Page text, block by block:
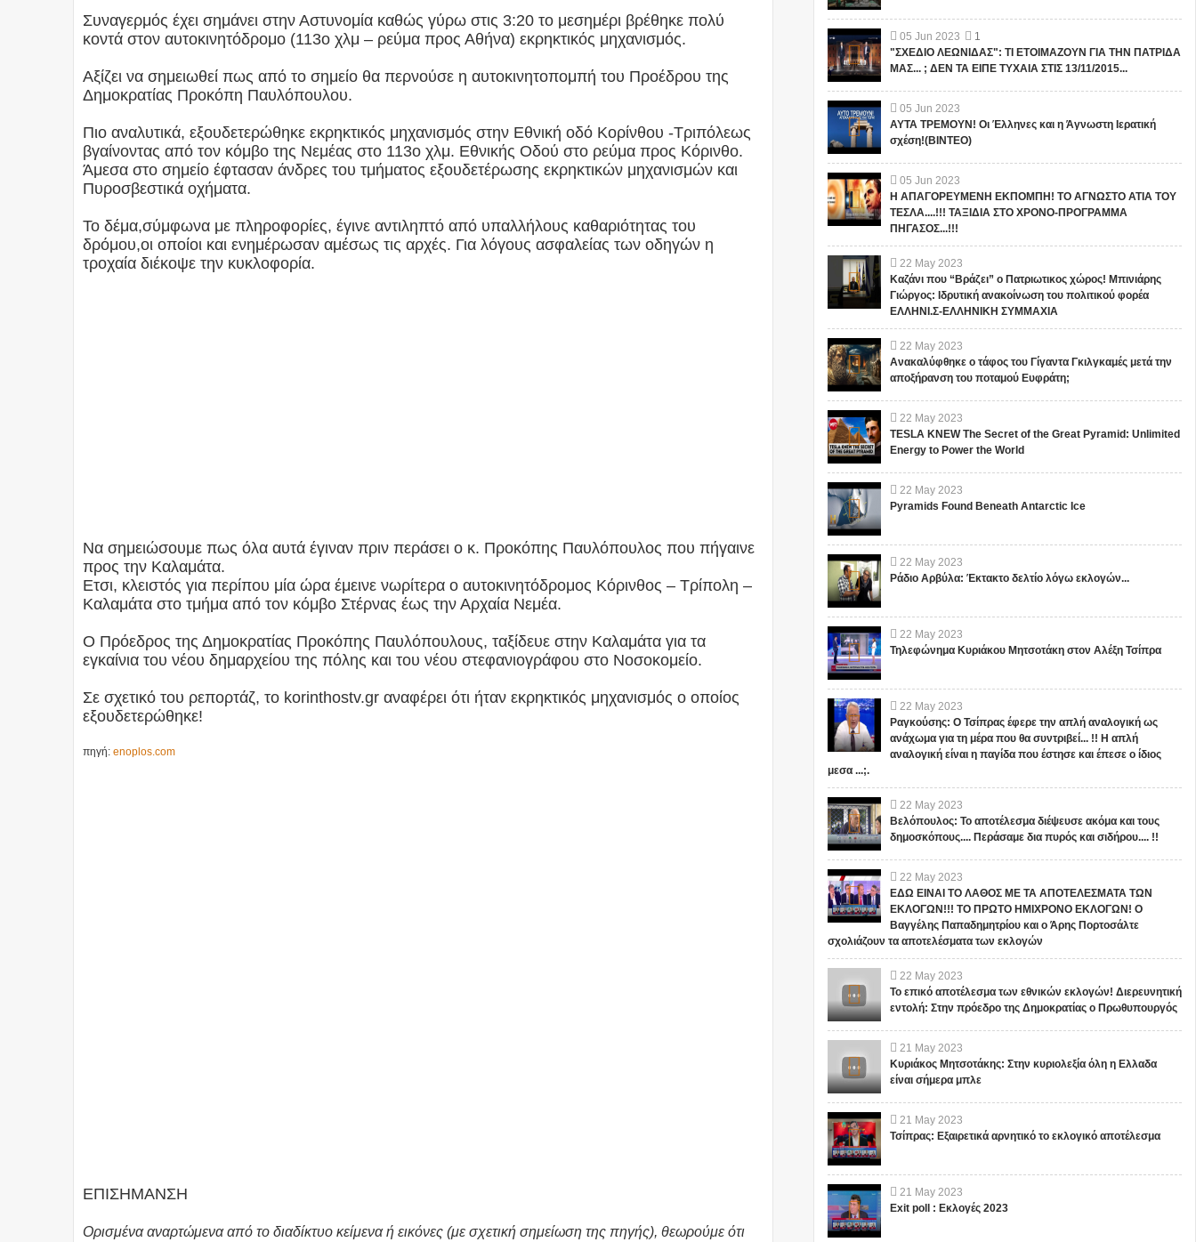
Συναγερμός έχει σημάνει στην Αστυνομία καθώς γύρω στις 3:20 το μεσημέρι βρέθηκε πολύ
κοντά στον αυτοκινητόδρομο (113ο χλμ – ρεύμα προς Αθήνα) εκρηκτικός μηχανισμός.
Αξίζει να σημειωθεί πως από το σημείο θα περνούσε η αυτοκινητοπομπή του Προέδρου της
Δημοκρατίας Προκόπη Παυλόπουλου.
Πιο αναλυτικά, εξουδετερώθηκε εκρηκτικός μηχανισμός στην Εθνική οδό Κορίνθου -Τριπόλεως
βγαίνοντας από τον κόμβο της Νεμέας στο 113ο χλμ. Εθνικής Οδού στο ρεύμα προς Κόρινθο.
Άμεσα στο σημείο έφτασαν άνδρες του τμήματος εξουδετέρωσης εκρηκτικών μηχανισμών και
Πυροσβεστικά οχήματα.
Το δέμα,σύμφωνα με πληροφορίες, έγινε αντιληπτό από υπαλλήλους καθαριότητας του
δρόμου,οι οποίοι και ενημέρωσαν αμέσως τις αρχές. Για λόγους ασφαλείας των οδηγών η
τροχαία διέκοψε την κυκλοφορία.
Να σημειώσουμε πως όλα αυτά έγιναν πριν περάσει ο κ. Προκόπης Παυλόπουλος που πήγαινε
προς την Καλαμάτα.
Ετσι, κλειστός για περίπου μία ώρα έμεινε νωρίτερα ο αυτοκινητόδρομος Κόρινθος – Τρίπολη –
Καλαμάτα στο τμήμα από τον κόμβο Στέρνας έως την Αρχαία Νεμέα.
Ο Πρόεδρος της Δημοκρατίας Προκόπης Παυλόπουλους, ταξίδευε στην Καλαμάτα για τα
εγκαίνια του νέου δημαρχείου της πόλης και του νέου στεφανιογράφου στο Νοσοκομείο.
Σε σχετικό του ρεπορτάζ, το korinthostv.gr αναφέρει ότι ήταν εκρηκτικός μηχανισμός ο οποίος
εξουδετερώθηκε!
πηγή: enoplos.com
ΕΠΙΣΗΜΑΝΣΗ
Ορισμένα αναρτώμενα από το διαδίκτυο κείμενα ή εικόνες (με σχετική σημείωση της πηγής), θεωρούμε ότι
05 Jun 2023
1
"ΣΧΕΔΙΟ ΛΕΩΝΙΔΑΣ": ΤΙ ΕΤΟΙΜΑΖΟΥΝ ΓΙΑ ΤΗΝ ΠΑΤΡΙΔΑ
ΜΑΣ... ; ΔΕΝ ΤΑ ΕΙΠΕ ΤΥΧΑΙΑ ΣΤΙΣ 13/11/2015...
05 Jun 2023
ΑΥΤΑ ΤΡΕΜΟΥΝ! Οι Έλληνες και η Άγνωστη Ιερατική
σχέση!(ΒΙΝΤΕΟ)
05 Jun 2023
Η ΑΠΑΓΟΡΕΥΜΕΝΗ ΕΚΠΟΜΠΗ! ΤΟ ΑΓΝΩΣΤΟ ΑΤΙΑ ΤΟΥ
ΤΕΣΛΑ....!!! ΤΑΞΙΔΙΑ ΣΤΟ ΧΡΟΝΟ-ΠΡΟΓΡΑΜΜΑ
ΠΗΓΑΣΟΣ...!!!
22 May 2023
Καζάνι που “Βράζει” ο Πατριωτικος χώρος! Μπινιάρης
Γιώργος: Ιδρυτική ανακοίνωση του πολιτικού φορέα
ΕΛΛΗΝΙ.Σ-ΕΛΛΗΝΙΚΗ ΣΥΜΜΑΧΙΑ
22 May 2023
Ανακαλύφθηκε ο τάφος του Γίγαντα Γκιλγκαμές μετά την
αποξήρανση του ποταμού Ευφράτη;
22 May 2023
TESLA KNEW The Secret of the Great Pyramid: Unlimited
Energy to Power the World
22 May 2023
Pyramids Found Beneath Antarctic Ice
22 May 2023
Ράδιο Αρβύλα: Έκτακτο δελτίο λόγω εκλογών...
22 May 2023
Τηλεφώνημα Κυριάκου Μητσοτάκη στον Αλέξη Τσίπρα
22 May 2023
Ραγκούσης: Ο Τσίπρας έφερε την απλή αναλογική ως
ανάχωμα για τη μέρα που θα συντριβεί... !! Η απλή
αναλογική είναι η παγίδα που έστησε και έπεσε ο ίδιος
μεσα ...;.
22 May 2023
Βελόπουλος: Το αποτέλεσμα διέψευσε ακόμα και τους
δημοσκόπους.... Περάσαμε δια πυρός και σιδήρου.... !!
22 May 2023
ΕΔΩ ΕΙΝΑΙ ΤΟ ΛΑΘΟΣ ΜΕ ΤΑ ΑΠΟΤΕΛΕΣΜΑΤΑ ΤΩΝ
ΕΚΛΟΓΩΝ!!! ΤΟ ΠΡΩΤΟ ΗΜΙΧΡΟΝΟ ΕΚΛΟΓΩΝ! Ο
Βαγγέλης Παπαδημητρίου και ο Άρης Πορτοσάλτε
σχολιάζουν τα αποτελέσματα των εκλογών
22 May 2023
Το επικό αποτέλεσμα των εθνικών εκλογών! Διερευνητική
εντολή: Στην πρόεδρο της Δημοκρατίας ο Πρωθυπουργός
21 May 2023
Κυριάκος Μητσοτάκης: Στην κυριολεξία όλη η Ελλαδα
είναι σήμερα μπλε
21 May 2023
Τσίπρας: Εξαιρετικά αρνητικό το εκλογικό αποτέλεσμα
21 May 2023
Exit poll : Εκλογές 2023